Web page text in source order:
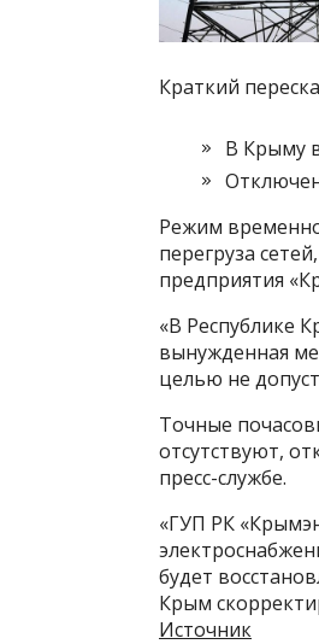
Краткий
В Крыму
Режим
перегруза
предприятия
«В Республике
вынужденная
целью не
Точные
отсутствуют,
пресс-службе.
«ГУП РК
будет
Крым
Источник